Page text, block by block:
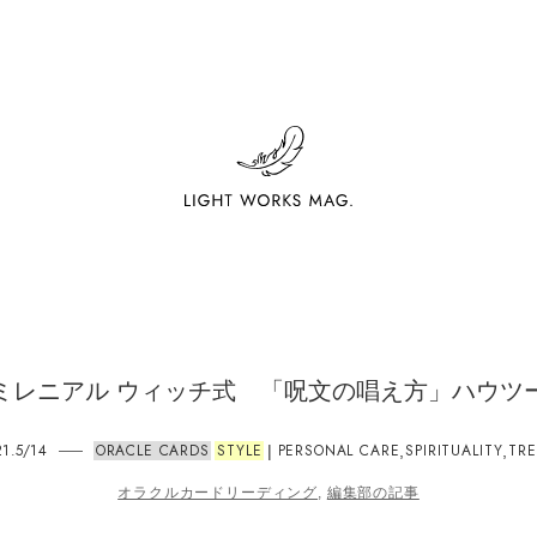
レニアル ウィッチ式 「呪文の唱え方」ハウツ
14 ORACLE CARDS STYLE | PERSONAL CARE ,SPIRITUALITY
オラクルカードリーディング 編集部の記事